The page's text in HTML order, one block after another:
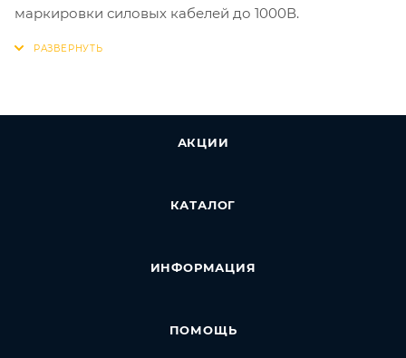
маркировки силовых кабелей до 1000В.
АКЦИИ
КАТАЛОГ
ИНФОРМАЦИЯ
ПОМОЩЬ